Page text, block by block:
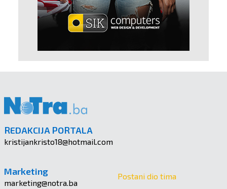
REDAKCIJA PORTALA
kristijankristo18@hotmail.com
Marketing
marketing@notra.ba
Postani dio tima